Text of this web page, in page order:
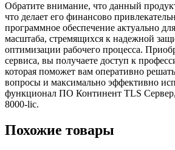
Обратите внимание, что данный
что делает его финансово
программное обеспечение актуально
масштаба, стремящихся к надежной
оптимизации рабочего процесса.
сервиса, вы получаете доступ к
которая поможет вам оперативно
вопросы и максимально эффективно
функционал ПО Континент TLS
8000-lic.
Похожие товары